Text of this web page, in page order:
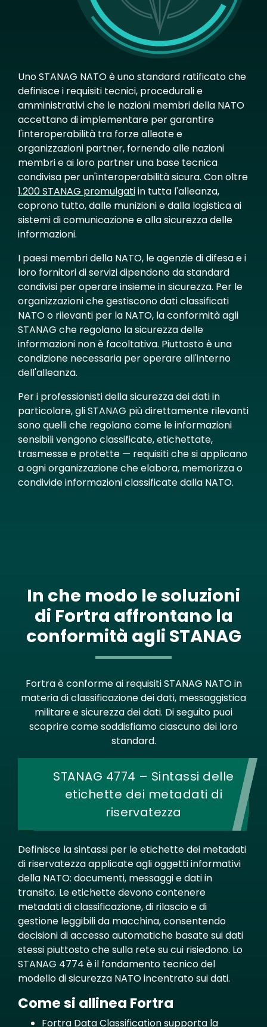
Uno STANAG NATO è uno standard ratificato che
definisce i requisiti tecnici, procedurali e
amministrativi che le nazioni membri della NATO
accettano di implementare per garantire
l'interoperabilità tra forze alleate e
organizzazioni partner, fornendo alle nazioni
membri e ai loro partner una base tecnica
condivisa per un'interoperabilità sicura. Con oltre
1.200 STANAG promulgatiin tutta l'alleanza,
coprono tutto, dalle munizioni e dalla logistica ai
sistemi di comunicazione e alla sicurezza delle
informazioni.
I paesi membri della NATO, le agenzie di difesa e i
loro fornitori di servizi dipendono da standard
condivisi per operare insieme in sicurezza. Per le
organizzazioni che gestiscono dati classificati
NATO o rilevanti per la NATO, la conformità agli
STANAG che regolano la sicurezza delle
informazioni non è facoltativa. Piuttosto è una
condizione necessaria per operare all'interno
dell'alleanza.
Per i professionisti della sicurezza dei dati in
particolare, gli STANAG più direttamente rilevanti
sono quelli che regolano come le informazioni
sensibili vengono classificate, etichettate,
trasmesse e protette — requisiti che si applicano
a ogni organizzazione che elabora, memorizza o
condivide informazioni classificate dalla NATO.
In che modo le soluzioni
di Fortra affrontano la
conformità agli STANAG
Fortra è conforme ai requisiti STANAG NATO in
materia di classificazione dei dati, messaggistica
militare e sicurezza dei dati. Di seguito puoi
scoprire come soddisfiamo ciascuno dei loro
standard.
STANAG 4774 – Sintassi delle
etichette dei metadati di
riservatezza
Definisce la sintassi per le etichette dei metadati
di riservatezza applicate agli oggetti informativi
della NATO: documenti, messaggi e dati in
transito. Le etichette devono contenere
metadati di classificazione, di rilascio e di
gestione leggibili da macchina, consentendo
decisioni di accesso automatiche basate sui dati
stessi piuttosto che sulla rete su cui risiedono. Lo
STANAG 4774 è il fondamento tecnico del
modello di sicurezza NATO incentrato sui dati.
Come si allinea Fortra
Fortra Data Classification supporta la